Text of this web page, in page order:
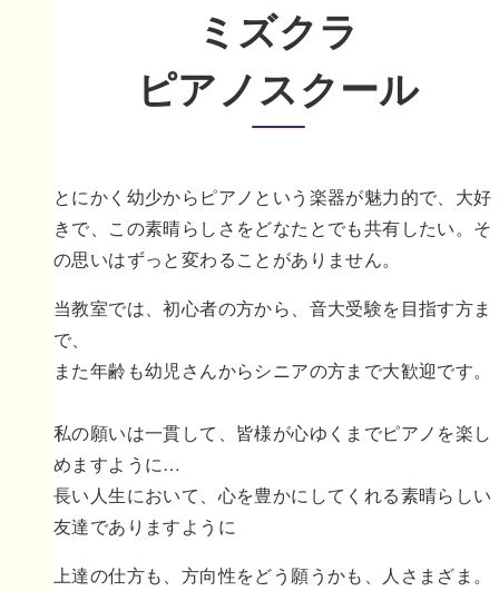
ミズクラ
ピアノスクール
とにかく幼少からピアノという楽器が魅力的で、大好
きで、この素晴らしさをどなたとでも共有したい。そ
の思いはずっと変わることがありません。
当教室では、初心者の方から、音大受験を目指す方ま
で、
また年齢も幼児さんからシニアの方まで大歓迎です。
私の願いは一貫して、皆様が心ゆくまでピアノを楽し
めますように…
長い人生において、心を豊かにしてくれる素晴らしい
友達でありますように
上達の仕方も、方向性をどう願うかも、人さまざま。